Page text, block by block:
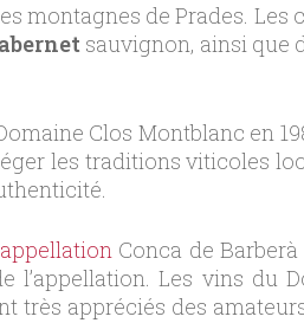
montagnes de Prades.
sauvignon, ainsi que
Clos Montblanc en
les traditions viticoles
Conca de
l’appellation. Les vins du
très appréciés des